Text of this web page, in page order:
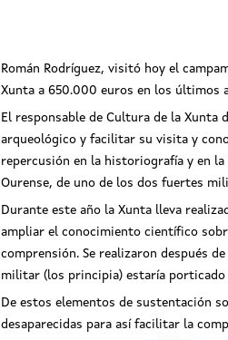
Román Rodríguez, visitó hoy el
Xunta a 650.000 euros en los últimos
El responsable de Cultura de la
arqueológico y facilitar su visita y
repercusión en la historiografía y en
Ourense, de uno de los dos fuertes
Durante este año la Xunta lleva
ampliar el conocimiento científico
comprensión. Se realizaron después
militar (los principia) estaría porticado
De estos elementos de sustentación
desaparecidas para así facilitar la